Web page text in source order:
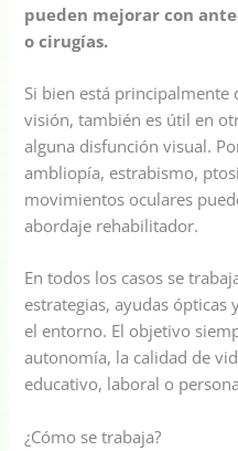
pueden mejorar con
o cirugías.
Si bien está principalmente
visión, también es útil en
alguna disfunción visual.
ambliopía, estrabismo,
movimientos oculares
abordaje rehabilitador.
En todos los casos se
estrategias, ayudas ópticas
el entorno. El objetivo
autonomía, la calidad de
educativo, laboral o
¿Cómo se trabaja?